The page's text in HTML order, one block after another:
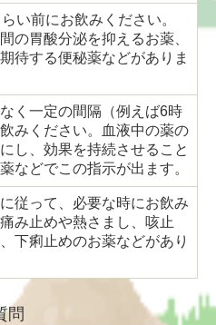
い前にお飲みください。
の胃酸分泌を抑えるお薬、
待する便秘薬などがありま
く一定の間隔（例えば6時
みください。血液中の薬の
し、効果を持続させること
などでこの指示が出ます。
従って、必要な時にお飲み
み止めや熱さまし、咳止
下痢止めのお薬などがあり
問